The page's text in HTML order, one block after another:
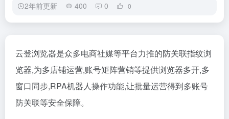
2年前更新 400 0 0
云登浏览器是众多电商社媒等平台力推的防关联指纹浏
览器,为多店铺运营,账号矩阵营销等提供浏览器多开,多
窗口同步,RPA机器人操作功能,让批量运营得到多账号
防关联等安全保障。